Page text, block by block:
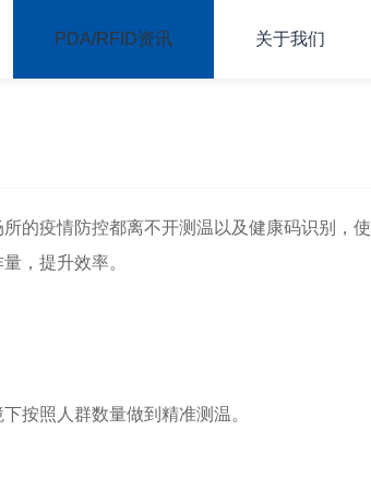
PDA/RFID资讯 关于我们
的疫情防控都离不开测温以及健康码识别，使
，提升效率。
照人群数量做到精准测温。